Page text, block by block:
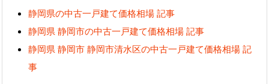
静岡県の中古一戸建て価格相場 記事
静岡県 静岡市の中古一戸建て価格相場 記事
静岡県 静岡市 静岡市清水区の中古一戸建て価格相場 記
事